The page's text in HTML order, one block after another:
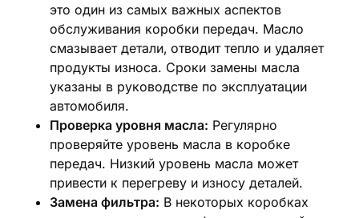
это один из самых важных аспектов
обслуживания коробки передач. Масло
смазывает детали‚ отводит тепло и удаляет
продукты износа. Сроки замены масла
указаны в руководстве по эксплуатации
автомобиля.
Проверка уровня масла: Регулярно
проверяйте уровень масла в коробке
передач. Низкий уровень масла может
привести к перегреву и износу деталей.
Замена фильтра: В некоторых коробках